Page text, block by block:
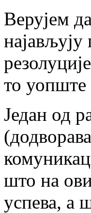
Верујем
то уопште
Један од
што на
успева, а